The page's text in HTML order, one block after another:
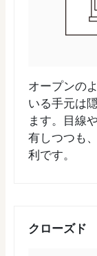
オープンの
いる手元は
ます。目線
有しつつも
利です。
クローズド